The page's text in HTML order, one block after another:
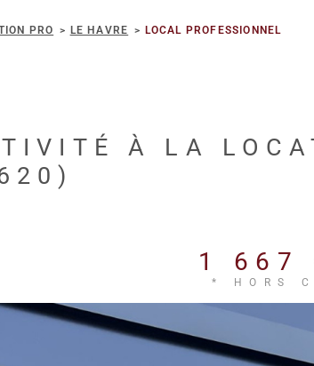
PRO LE HAVRE LOCAL PROFESSIONNEL
À LA
1 667
* HORS